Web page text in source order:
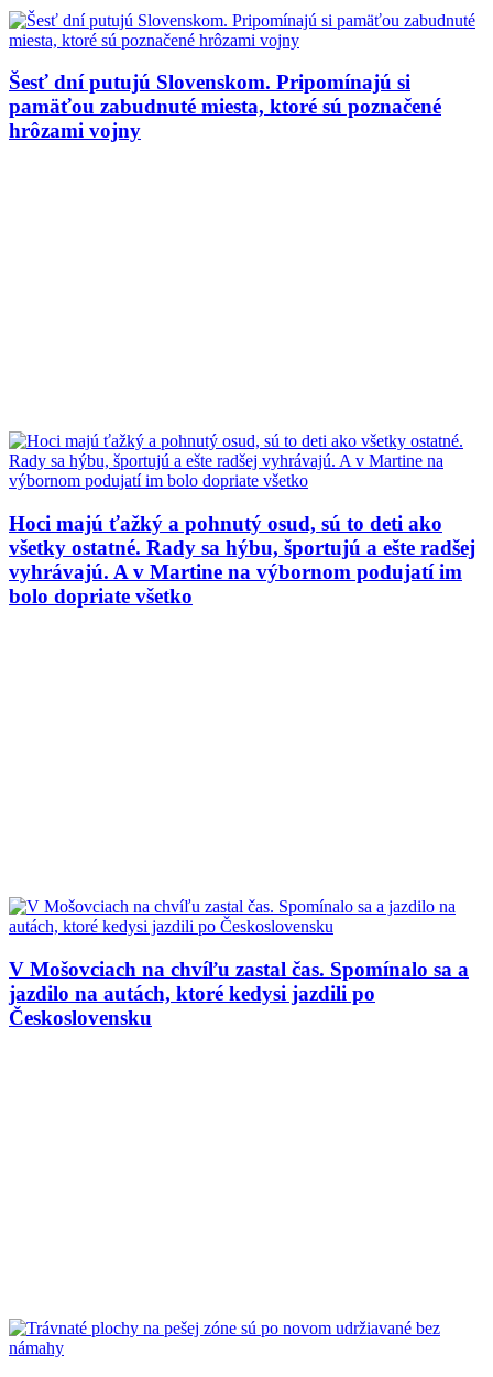
Šesť dní putujú Slovenskom. Pripomínajú si
pamäťou zabudnuté miesta, ktoré sú poznačené
hrôzami vojny
Hoci majú ťažký a pohnutý osud, sú to deti ako
všetky ostatné. Rady sa hýbu, športujú a ešte radšej
vyhrávajú. A v Martine na výbornom podujatí im
bolo dopriate všetko
V Mošovciach na chvíľu zastal čas. Spomínalo sa a
jazdilo na autách, ktoré kedysi jazdili po
Československu